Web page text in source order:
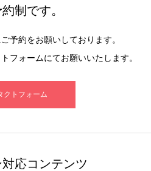
制です。
予約をお願いしております。
フォームにてお願いいたします。
クトフォーム
応コンテンツ